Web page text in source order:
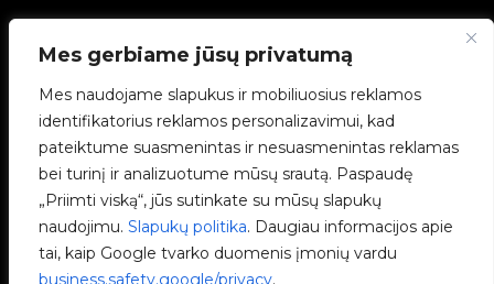
Mes gerbiame jūsų privatumą
Mes naudojame slapukus ir mobiliuosius reklamos
identifikatorius reklamos personalizavimui, kad
pateiktume suasmenintas ir nesuasmenintas reklamas
bei turinį ir analizuotume mūsų srautą. Paspaudę
„Priimti viską“, jūs sutinkate su mūsų slapukų
naudojimu. Slapukų politika. Daugiau informacijos apie
tai, kaip Google tvarko duomenis įmonių vardu
business.safety.google/privacy.
Privatumo politika
Teisinė informacija
Slapukų politika
Etikos kanalas
Kokybės politika